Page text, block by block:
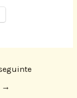
→